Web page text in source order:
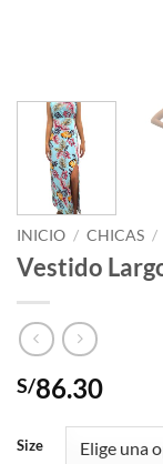
INICIO / CHICAS /
Vestido
S/86.30
Size